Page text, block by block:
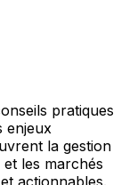
pratiques
enjeux
la gestion
les marchés
actionnables.